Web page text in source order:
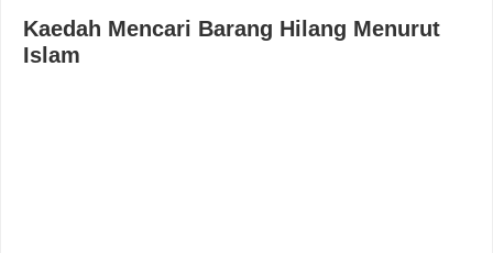
Kaedah Mencari Barang Hilang Menurut
Islam